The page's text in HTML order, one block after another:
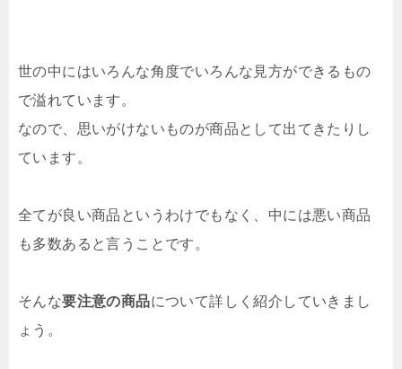
世の中にはいろんな角度でいろんな見方ができるもの
で溢れています。
なので、思いがけないものが商品として出てきたりし
ています。
全てが良い商品というわけでもなく、中には悪い商品
も多数あると言うことです。
そんな要注意の商品について詳しく紹介していきまし
ょう。